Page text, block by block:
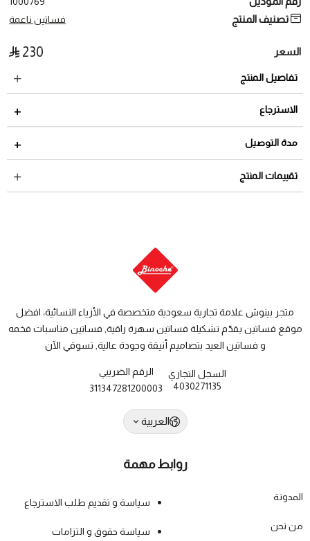
تصنيف المنتج فساتين ناعمة
السعر 230
تفاصيل المنتج
الاسترجاع
مدة الاسترجاع 2 أيام من تاريخ استلام الطلب
لمراجعة سياسة الاسترجاع عبر الرابط التالي
مدة التوصيل
داخل السعودية: من 3 الى 8 أيام عمل
تقييمات المنتج
متجر بينوش علامة تجارية سعودية متخصصة في الأزياء النسائية، افضل
موقع فساتين يقدّم تشكيلة فساتين سهرة راقية, فساتين مناسبات فخمه
و فساتين العيد بتصاميم أنيقة وجودة عالية, تسوقي الآن
السجل التجاري
4030271135
الرقم الضريبي
311347281200003
العربية
روابط مهمة
المدونة
من نحن
سياسة و تقديم طلب الاسترجاع
سياسة حقوق و التزامات